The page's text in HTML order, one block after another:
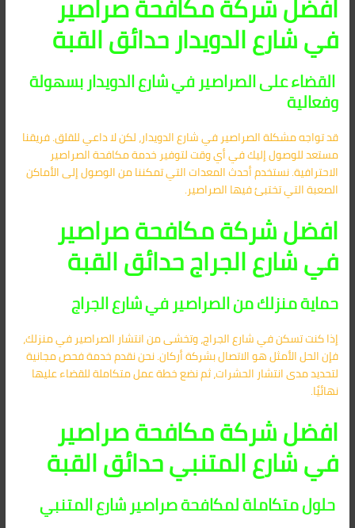
في شارع الدويدار حدائق القبة
القضاء على الصراصير في شارع الدويدار بسهولة
وفعالية
قد تواجه مشكلة الصراصير في شارع الدويدار، لكن لا داعي للقلق. فريقنا
مستعد للوصول إليك في أي وقت لتوفير خدمة مكافحة الصراصير
الاحترافية. نستخدم أحدث المعدات التي تمكننا من الوصول إلى الأماكن
الصعبة التي تختبئ فيها الصراصير.
افضل شركة مكافحة صراصير
في شارع الجراج حدائق القبة
حماية منزلك من الصراصير في شارع الجراج
إذا كنت تسكن في شارع الجراج، وتخشى من انتشار الصراصير في منزلك،
فإن الحل الأمثل هو الاتصال بشركة أركان. نحن نقدم خدمة فحص مجانية
لتحديد مدى انتشار الحشرات، ثم نضع خطة عمل متكاملة للقضاء عليها
نهائيًا.
افضل شركة مكافحة صراصير
في شارع المتنبي حدائق القبة
حلول متكاملة لمكافحة صراصير شارع المتنبي